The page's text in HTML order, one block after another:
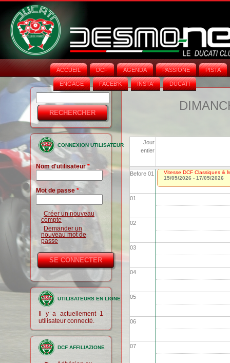
ACCUEIL DCF AGENDA PASSIONE PISTA
ENGAGE FACEB'K INSTA‘ DUCATI
Formulaire
de
recherche
CONNEXION UTILISATEUR
Nom d'utilisateur*
Mot de passe *
Créer un nouveau
compte
Demander un
nouveau mot de
passe
UTILISATEURS EN LIGNE
Il y a actuellement 1
utilisateur connecté.
DCF AFFILIAZIONE
Jour
entier
Before 01
01
02
03
04
05
06
07
Vitesse DCF Classiques &
15/05/2026 - 17/05/2026